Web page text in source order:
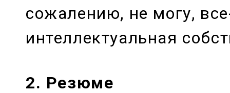
сожалению, не могу,
интеллектуальная
2. Резюме